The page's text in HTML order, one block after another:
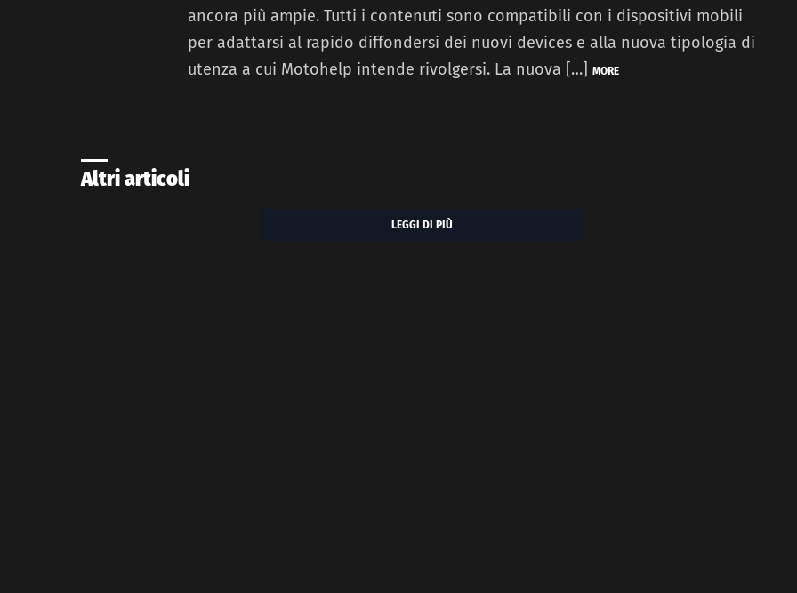
ancora più ampie. Tutti i contenuti sono compatibili con i dispositivi mobili
per adattarsi al rapido diffondersi dei nuovi devices e alla nuova tipologia di
utenza a cui Motohelp intende rivolgersi. La nuova […] MORE
Altri articoli
LEGGI DI PIÙ